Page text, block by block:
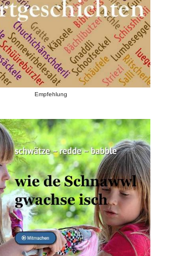
Empfehlung